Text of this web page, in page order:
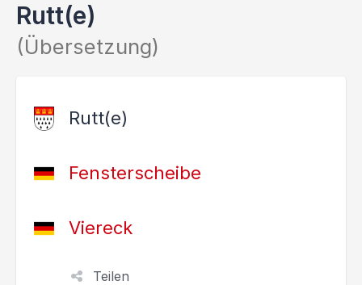
Rutt(e)
(Übersetzung)
Rutt(e)
Fensterscheibe
Viereck
Teilen